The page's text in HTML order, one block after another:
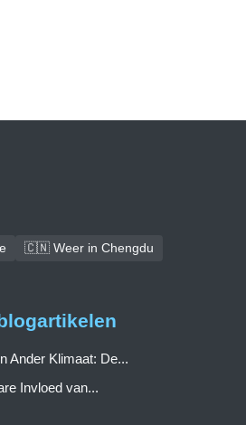
🇨🇳 Weer in Chengdu
Ander Klimaat: De...
Invloed van...